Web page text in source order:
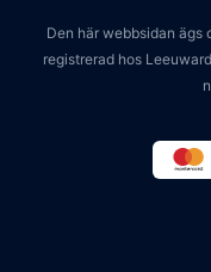
Den här webbsidan ägs
registrerad hos